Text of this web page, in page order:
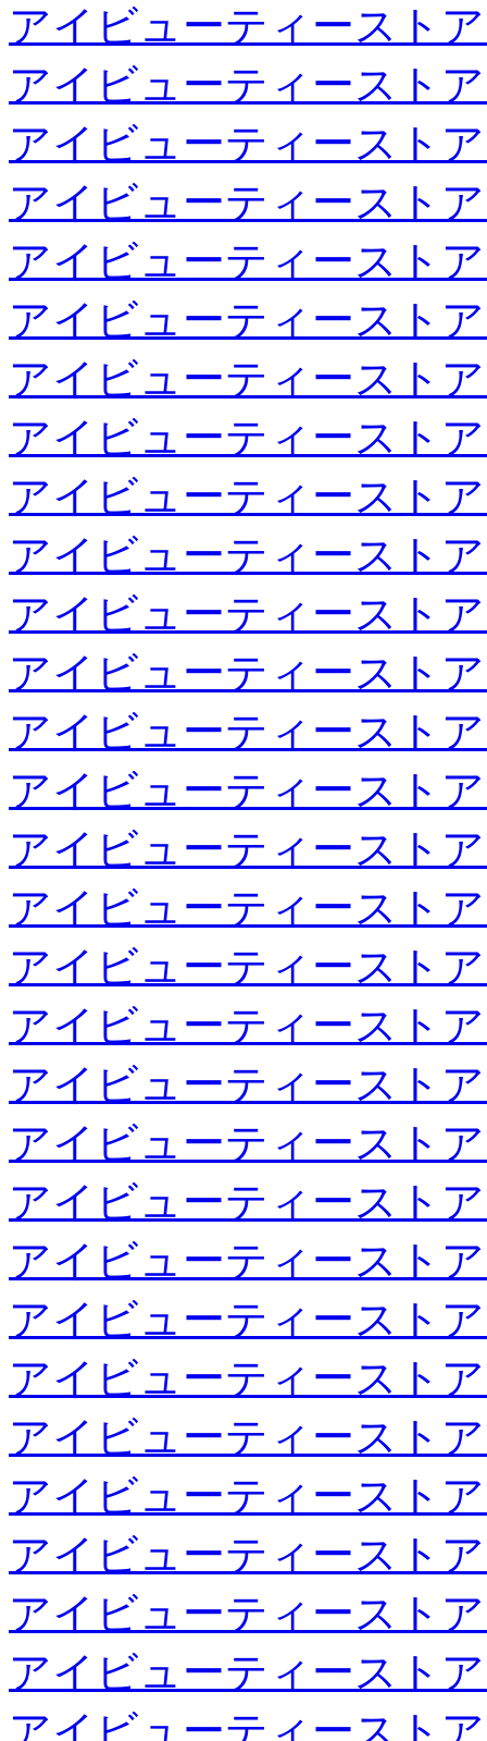
アイビューティースト
アイビューティースト
アイビューティースト
アイビューティースト
アイビューティースト
アイビューティースト
アイビューティースト
アイビューティースト
アイビューティースト
アイビューティースト
アイビューティースト
アイビューティースト
アイビューティースト
アイビューティースト
アイビューティースト
アイビューティースト
アイビューティースト
アイビューティースト
アイビューティースト
アイビューティースト
アイビューティースト
アイビューティースト
アイビューティースト
アイビューティースト
アイビューティースト
アイビューティースト
アイビューティースト
アイビューティースト
アイビューティースト
アイビューティースト